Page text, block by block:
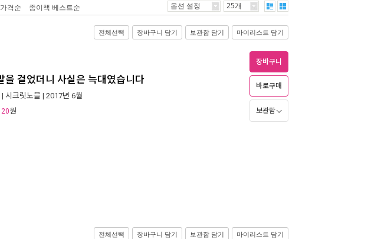
격순 종이책 베스트순 옵션 설정 25개
전체선택 장바구니 담기 보관함 담기 마이리스트 담기
을 걸었더니 사실은 늑대였습니다
시크릿노블 | 2017년 6월
원
장바구니
바로구매
보관함
전체선택 장바구니 담기 보관함 담기 마이리스트 담기